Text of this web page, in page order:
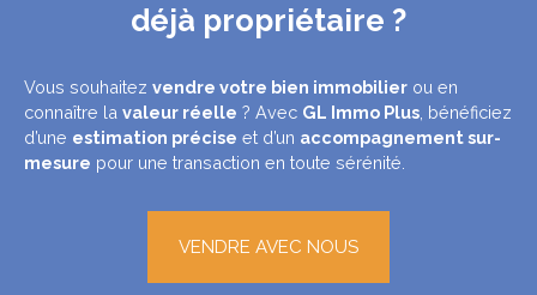
déjà propriétaire ?
Vous souhaitez vendre votre bien immobilier ou en
connaître la valeur réelle ? Avec GL Immo Plus , bénéficiez
d’une estimation précise et d’un accompagnement sur-
mesure pour une transaction en toute sérénité.
VENDRE AVEC NOUS